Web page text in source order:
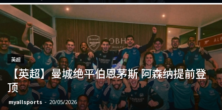
英超
【英超】曼城绝平伯恩茅斯 阿森纳提前登
顶
myallsports - 20/05/2026